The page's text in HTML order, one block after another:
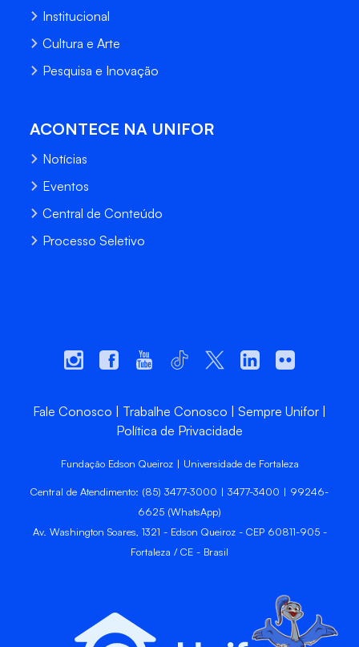
Institucional
Cultura e Arte
Pesquisa e Inovação
ACONTECE NA UNIFOR
Notícias
Eventos
Central de Conteúdo
Processo Seletivo
Fale Conosco Trabalhe Conosco
Sempre Unifor
Política de Privacidade
Fundação Edson Queiroz | Universidade de Fortaleza
Central de Atendimento: (85) 3477-3000 | 3477-3400 | 99246-
6625 (WhatsApp)
Av. Washington Soares, 1321 - Edson Queiroz - CEP 60811-905 -
Fortaleza / CE - Brasil